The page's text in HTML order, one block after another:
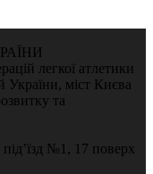
легкої атлетики
України, міст Києва
та
№1, 17 поверх